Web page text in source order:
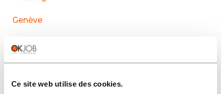
Ce site web utilise des cookies.
Genève
La Chaux-de-Fonds
Lausanne
Le Sentier